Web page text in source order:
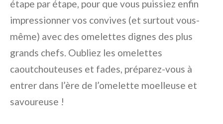
étape par étape, pour que vous puissiez enfin
impressionner vos convives (et surtout vous-
même) avec des omelettes dignes des plus
grands chefs. Oubliez les omelettes
caoutchouteuses et fades, préparez-vous à
entrer dans l’ère de l’omelette moelleuse et
savoureuse !